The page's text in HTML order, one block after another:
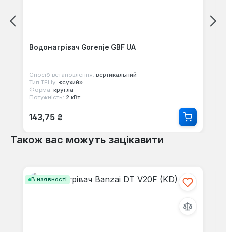
Водонагрівач Gorenje GBF UA
Спосіб встановлення: вертикальний
Тип ТЕНу: «сухий»
Форма: кругла
Потужність: 2 кВт
Звичайна ціна:
143,75 ₴
Також вас можуть зацікавити
В наявності